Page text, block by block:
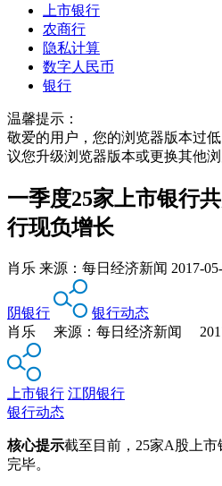
上市银行
农商行
隐私计算
数字人民币
银行
温馨提示：
敬爱的用户，您的浏览器版本过
议您升级浏览器版本或更换其他浏
一季度25家上市银行
行现负增长
肖乐 来源： 每日经济新闻 2017-
阴银行
银行动态
肖乐 来源：每日经济新闻
上市银行 江阴银行
银行动态
核心提示截至目前，25家A股上
完毕。